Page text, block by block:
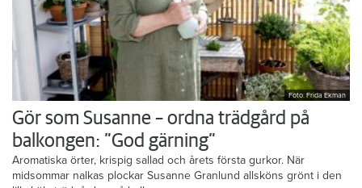
Foto: Frida Ekman
Gör som Susanne – ordna trädgård på
balkongen: ”God gärning”
Aromatiska örter, krispig sallad och årets första gurkor. När
midsommar nalkas plockar Susanne Granlund allsköns grönt i den